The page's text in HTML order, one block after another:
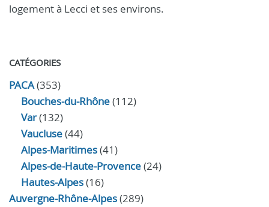
logement à Lecci et ses environs.
CATÉGORIES
PACA(353)
Bouches-du-Rhône(112)
Var(132)
Vaucluse(44)
Alpes-Maritimes(41)
Alpes-de-Haute-Provence(24)
Hautes-Alpes(16)
Auvergne-Rhône-Alpes(289)